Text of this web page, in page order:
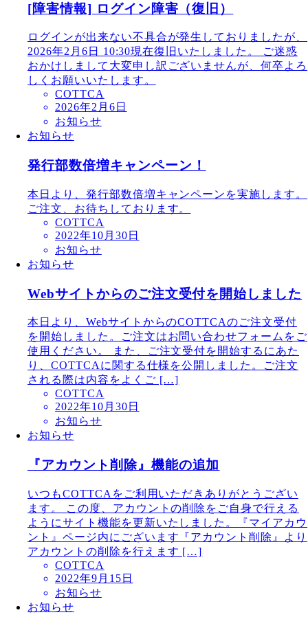
[障害情報] ログイン障害（復旧）
ログインが出来ない不具合が発生しておりましたが、
2026年2月6日 10:30現在復旧いたしました。 ご迷惑
おかけしまして大変申し訳ございませんが、何卒よろ
しくお願いいたします。
COTTCA
2026年2月6日
お知らせ
お知らせ
発行部数倍増キャンペーン！
本日より、発行部数倍増キャンペーンを実施します。
ご注文、お待ちしております。
COTTCA
2022年10月30日
お知らせ
お知らせ
Webサイトからのご注文受付を開始しました
本日より、WebサイトからのCOTTCAのご注文受付
を開始しました。ご注文はお問い合わせフォームをご
使用ください。 また、ご注文受付を開始するにあた
り、COTTCAに関する仕様を公開しました。ご注文
される際は内容をよくご […]
COTTCA
2022年10月30日
お知らせ
お知らせ
『アカウント削除』機能の追加
いつもCOTTCAをご利用いただきありがとうござい
ます。 この度、アカウントの削除をご自身で行える
ようにサイト機能を更新いたしました。『マイアカウ
ント』ページ内にございます『アカウント削除』より
アカウントの削除を行えます […]
COTTCA
2022年9月15日
お知らせ
お知らせ